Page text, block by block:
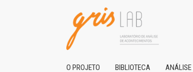
O PROJETO BIBLIOTECA ANÁLISE